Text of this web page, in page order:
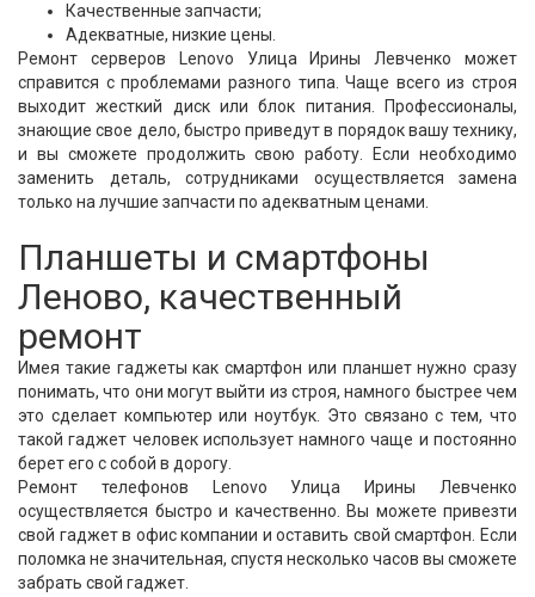
Качественные запчасти;
Адекватные, низкие цены.
Ремонт серверов Lenovo Улица Ирины Левченко может
справится с проблемами разного типа. Чаще всего из строя
выходит жесткий диск или блок питания. Профессионалы,
знающие свое дело, быстро приведут в порядок вашу технику,
и вы сможете продолжить свою работу. Если необходимо
заменить деталь, сотрудниками осуществляется замена
только на лучшие запчасти по адекватным ценами.
Планшеты и смартфоны
Леново, качественный
ремонт
Имея такие гаджеты как смартфон или планшет нужно сразу
понимать, что они могут выйти из строя, намного быстрее чем
это сделает компьютер или ноутбук. Это связано с тем, что
такой гаджет человек использует намного чаще и постоянно
берет его с собой в дорогу.
Ремонт телефонов Lenovo Улица Ирины Левченко
осуществляется быстро и качественно. Вы можете привезти
свой гаджет в офис компании и оставить свой смартфон. Если
поломка не значительная, спустя несколько часов вы сможете
забрать свой гаджет.